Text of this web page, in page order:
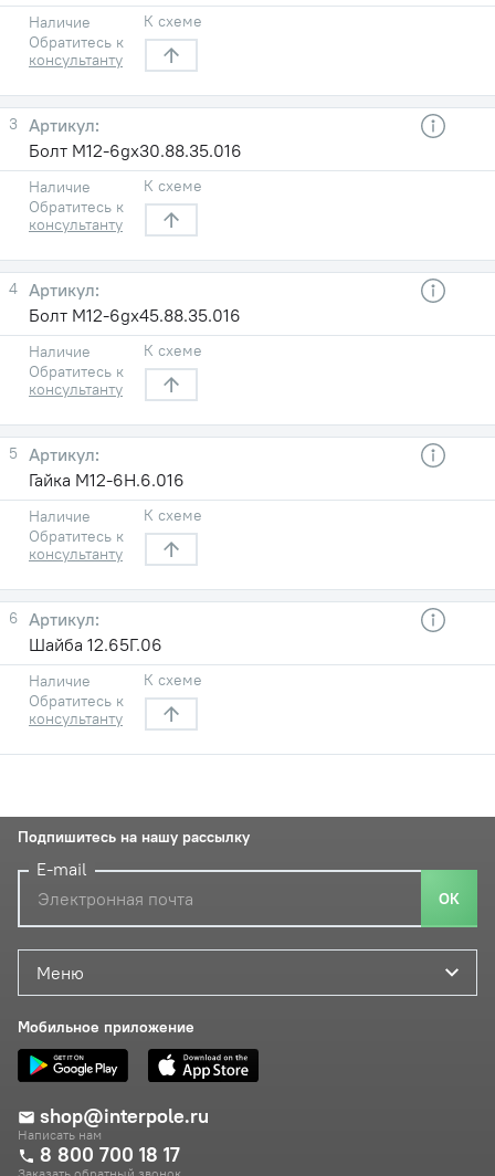
Наличие
Обратитесь к
консультанту
К схеме
3
Болт М12-6gx30.88.35.016
Наличие
Обратитесь к
консультанту
К схеме
4
Болт М12-6gx45.88.35.016
Наличие
Обратитесь к
консультанту
К схеме
5
Гайка М12-6Н.6.016
Наличие
Обратитесь к
консультанту
К схеме
6
Шайба 12.65Г.06
Наличие
Обратитесь к
консультанту
К схеме
Меню
Мобильное приложение
shop@interpole.ru
Написать нам
8 800 700 18 17
Подпишитесь на нашу рассылку
E-mail
ОК